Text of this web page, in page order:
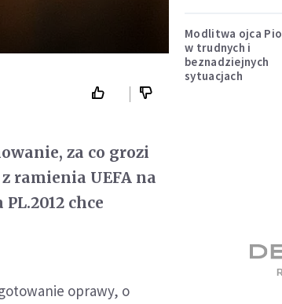
za co grozi
ramienia UEFA na
chce
oprawy, o
Modlitwa ojca Pio
w trudnych i
beznadziejnych
sytuacjach